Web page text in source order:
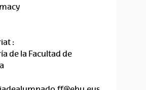
:
de la Facultad de